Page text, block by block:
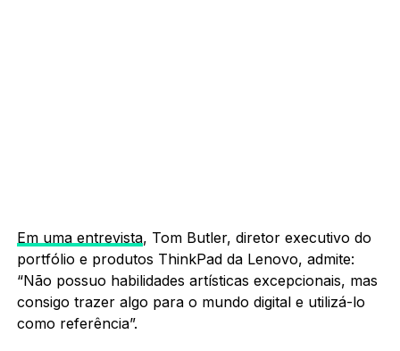
Em uma entrevista, Tom Butler, diretor executivo do
portfólio e produtos ThinkPad da Lenovo, admite:
“Não possuo habilidades artísticas excepcionais, mas
consigo trazer algo para o mundo digital e utilizá-lo
como referência”.